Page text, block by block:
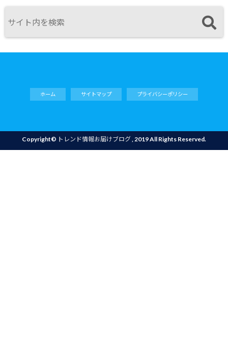
ホーム サイトマップ プライバシーポリシー
Copyright© トレンド情報お届けブログ, 2019 All Rights Reserved.